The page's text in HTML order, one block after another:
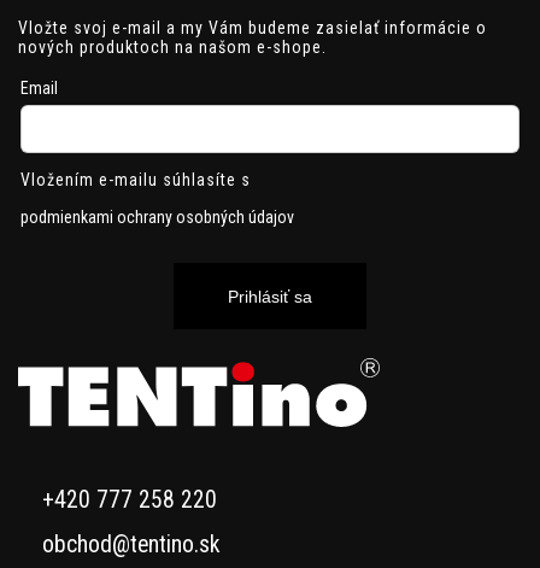
Vložte svoj e-mail a my Vám budeme zasielať informácie o
nových produktoch na našom e-shope.
Email
Vložením e-mailu súhlasíte s
podmienkami ochrany osobných údajov
Prihlásiť sa
+420 777 258 220
obchod@tentino.sk